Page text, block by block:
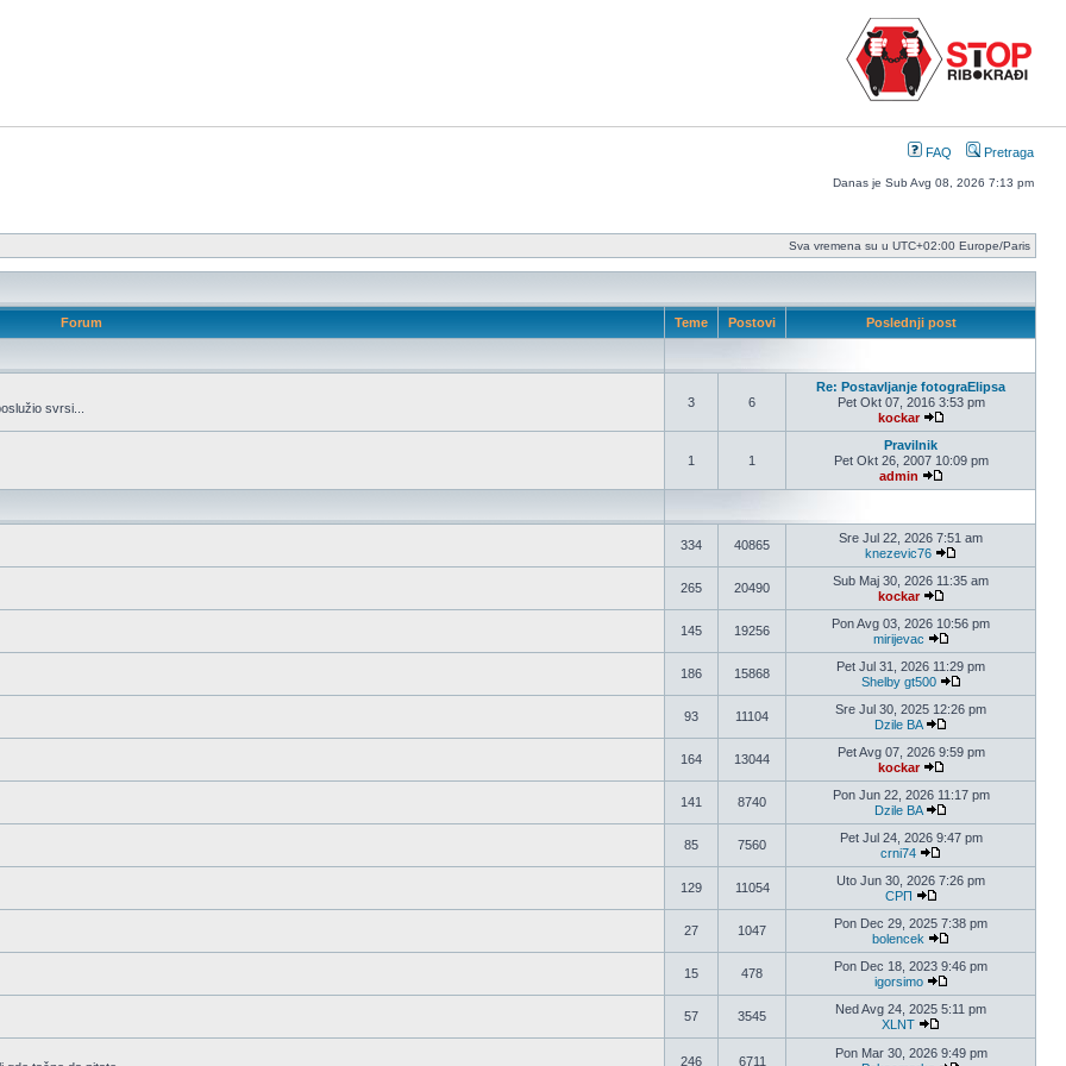
FAQ Pretraga
Danas je Sub Avg 08, 2026 7:13 pm
Sva vremena su u UTC+02:00 Europe/Paris
Forum Teme Postovi Poslednji post
svrsi... 3 6
Re: Postavljanje fotograElipsa
Pet Okt 07, 2016 3:53 pm
kockar
Pogledaj poslednji
1 1
Pravilnik
Pet Okt 26, 2007 10:09 pm
admin
Pogledaj poslednji
334 40865
Sre Jul 22, 2026 7:51 am
knezevic76
Pogledaj poslednji
265 20490
Sub Maj 30, 2026 11:35 am
kockar
Pogledaj poslednji
145 19256
Pon Avg 03, 2026 10:56 pm
mirijevac
Pogledaj poslednji
186 15868
Pet Jul 31, 2026 11:29 pm
Shelby gt500
Pogledaj
93 11104
Sre Jul 30, 2025 12:26 pm
Dzile BA
Pogledaj poslednji
164 13044
Pet Avg 07, 2026 9:59 pm
kockar
Pogledaj poslednji
141 8740
Pon Jun 22, 2026 11:17 pm
Dzile BA
Pogledaj poslednji
85 7560
Pet Jul 24, 2026 9:47 pm
crni74
Pogledaj poslednji
129 11054
Uto Jun 30, 2026 7:26 pm
СРП
Pogledaj poslednji
27 1047
Pon Dec 29, 2025 7:38 pm
bolencek
Pogledaj poslednji
15 478
Pon Dec 18, 2023 9:46 pm
igorsimo
Pogledaj poslednji
57 3545
Ned Avg 24, 2025 5:11 pm
XLNT
Pogledaj poslednji
246 6711
Pon Mar 30, 2026 9:49 pm